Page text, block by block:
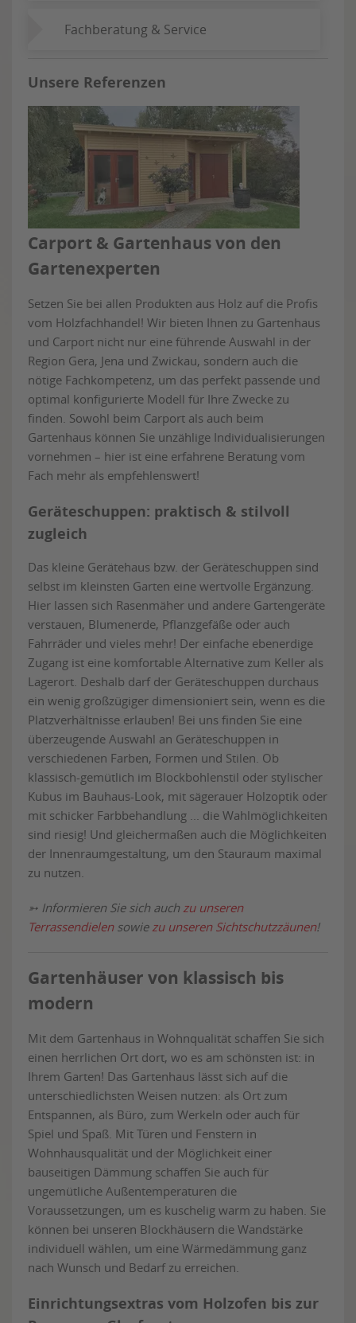
Fachberatung & Service
Unsere Referenzen
Carport & Gartenhaus von den
Gartenexperten
Setzen Sie bei allen Produkten aus Holz auf die Profis
vom Holzfachhandel! Wir bieten Ihnen zu Gartenhaus
und Carport nicht nur eine führende Auswahl in der
Region Gera, Jena und Zwickau, sondern auch die
nötige Fachkompetenz, um das perfekt passende und
optimal konfigurierte Modell für Ihre Zwecke zu
finden. Sowohl beim Carport als auch beim
Gartenhaus können Sie unzählige Individualisierungen
vornehmen – hier ist eine erfahrene Beratung vom
Fach mehr als empfehlenswert!
Geräteschuppen: praktisch & stilvoll
zugleich
Das kleine Gerätehaus bzw. der Geräteschuppen sind
selbst im kleinsten Garten eine wertvolle Ergänzung.
Hier lassen sich Rasenmäher und andere Gartengeräte
verstauen, Blumenerde, Pflanzgefäße oder auch
Fahrräder und vieles mehr! Der einfache ebenerdige
Zugang ist eine komfortable Alternative zum Keller als
Lagerort. Deshalb darf der Geräteschuppen durchaus
ein wenig großzügiger dimensioniert sein, wenn es die
Platzverhältnisse erlauben! Bei uns finden Sie eine
überzeugende Auswahl an Geräteschuppen in
verschiedenen Farben, Formen und Stilen. Ob
klassisch-gemütlich im Blockbohlenstil oder stylischer
Kubus im Bauhaus-Look, mit sägerauer Holzoptik oder
mit schicker Farbbehandlung ... die Wahlmöglichkeiten
sind riesig! Und gleichermaßen auch die Möglichkeiten
der Innenraumgestaltung, um den Stauraum maximal
zu nutzen.
➳ Informieren Sie sich auch zu unseren
Terrassendielensowie zu unseren Sichtschutzzäunen!
Gartenhäuser von klassisch bis
modern
Mit dem Gartenhaus in Wohnqualität schaffen Sie sich
einen herrlichen Ort dort, wo es am schönsten ist: in
Ihrem Garten! Das Gartenhaus lässt sich auf die
unterschiedlichsten Weisen nutzen: als Ort zum
Entspannen, als Büro, zum Werkeln oder auch für
Spiel und Spaß. Mit Türen und Fenstern in
Wohnhausqualität und der Möglichkeit einer
bauseitigen Dämmung schaffen Sie auch für
ungemütliche Außentemperaturen die
Voraussetzungen, um es kuschelig warm zu haben. Sie
können bei unseren Blockhäusern die Wandstärke
individuell wählen, um eine Wärmedämmung ganz
nach Wunsch und Bedarf zu erreichen.
Einrichtungsextras vom Holzofen bis zur